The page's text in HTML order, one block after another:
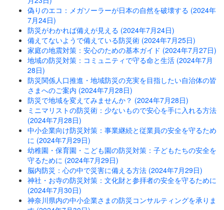
偽りのエコ：メガソーラーが日本の自然を破壊する (2024年
7月24日)
防災がわかれば備えが見える (2024年7月24日)
備えてないようで備えている防災術 (2024年7月25日)
家庭の地震対策：安心のための基本ガイド (2024年7月27日)
地域の防災対策：コミュニティで守る命と生活 (2024年7月
28日)
防災関係人口推進・地域防災の充実を目指したい自治体の皆
さまへのご案内 (2024年7月28日)
防災で地域を変えてみませんか？ (2024年7月28日)
ミニマリストの防災術：少ないもので安心を手に入れる方法
(2024年7月28日)
中小企業向け防災対策：事業継続と従業員の安全を守るため
に (2024年7月29日)
幼稚園・保育園・こども園の防災対策：子どもたちの安全を
守るために (2024年7月29日)
脳内防災：心の中で災害に備える方法 (2024年7月29日)
神社・お寺の防災対策：文化財と参拝者の安全を守るために
(2024年7月30日)
神奈川県内の中小企業さまの防災コンサルティングを承りま